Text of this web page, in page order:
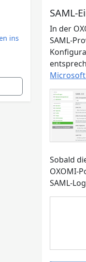
ins
SAML-
In der
SAML-
Sobald
OXOMI-
SAML-